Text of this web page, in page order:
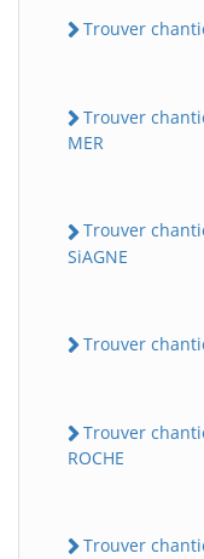
Trouver
Trouver
MER
Trouver
SiAGNE
Trouver
Trouver
ROCHE
Trouver